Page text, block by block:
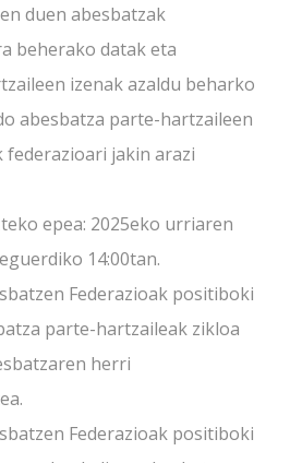
duen abesbatzak
beherako datak eta
izenak azaldu beharko
abesbatza parte-hartzaileen
jakin arazi
epea: 2025eko urriaren
14:00tan.
Federazioak positiboki
parte-hartzaileak zikloa
herri
Federazioak positiboki